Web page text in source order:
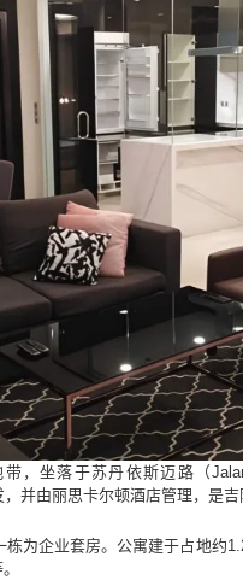
，坐落于苏丹依斯迈路（
并由丽思卡尔顿酒店管理，是吉
为企业套房。公寓建于占地约